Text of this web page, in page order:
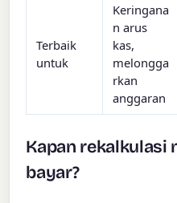
Terbaik
untuk
Keringana
n arus
kas,
melongga
rkan
anggaran
Kapan rekalkulasi
bayar?